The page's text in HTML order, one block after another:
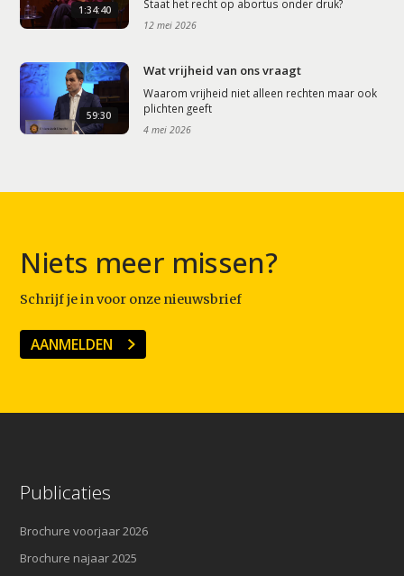
1:34:40 Staat het recht op abortus onder druk?
12 mei 2026
59:30
Wat vrijheid van ons vraagt
Waarom vrijheid niet alleen rechten maar ook
plichten geeft
4 mei 2026
Niets meer missen?
Schrijf je in voor onze nieuwsbrief
AANMELDEN
Publicaties
Brochure voorjaar 2026
Brochure najaar 2025